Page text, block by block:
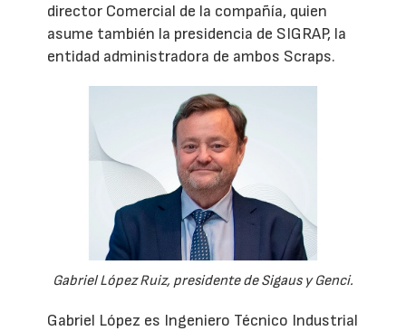
director Comercial de la compañía, quien
asume también la presidencia de SIGRAP, la
entidad administradora de ambos Scraps.
Gabriel López Ruiz, presidente de Sigaus y Genci.
Gabriel López es Ingeniero Técnico Industrial